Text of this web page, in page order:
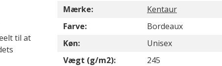
til at
Mærke:
Kentaur
Farve:
Bordeaux
Køn:
Unisex
Vægt (g/m2):
245